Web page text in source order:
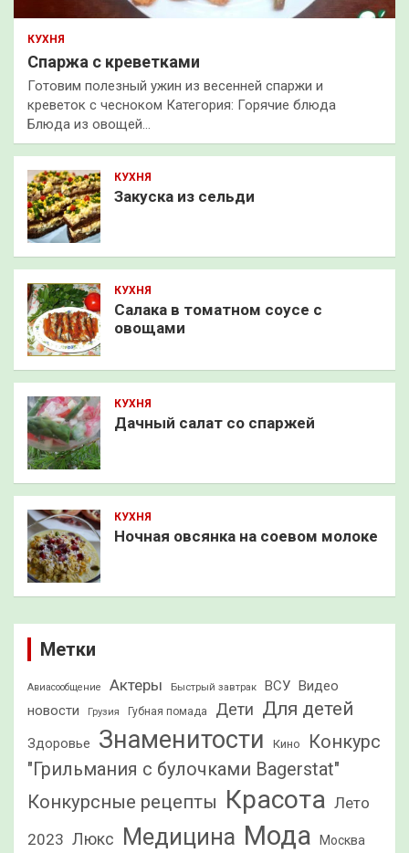
КУХНЯ
Спаржа с креветками
Готовим полезный ужин из весенней спаржи и
креветок с чесноком Категория: Горячие блюда
Блюда из овощей…
КУХНЯ
Закуска из сельди
КУХНЯ
Салака в томатном соусе с
овощами
КУХНЯ
Дачный салат со спаржей
КУХНЯ
Ночная овсянка на соевом молоке
Метки
Авиасообщение Актеры Быстрый завтрак ВСУ
Видео
новости
Грузия Губная помада Дети Для детей
Здоровье Знаменитости Кино
Конкурс
"Грильмания с булочками Bagerstat"
Конкурсные рецепты Красота Лето
2023 Люкс Медицина Мода Москва